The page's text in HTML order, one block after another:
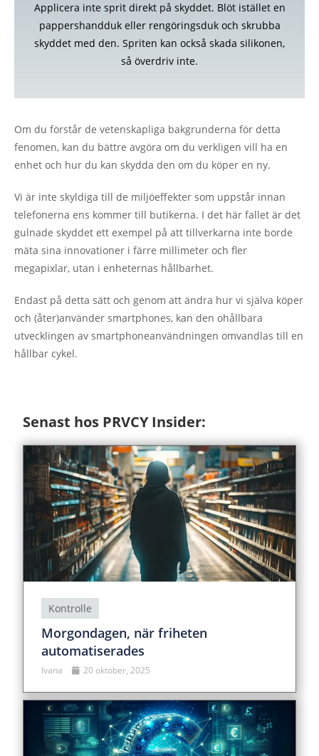
Applicera inte sprit direkt på skyddet. Blöt istället en
pappershandduk eller rengöringsduk och skrubba
skyddet med den. Spriten kan också skada silikonen,
så överdriv inte.
Om du förstår de vetenskapliga bakgrunderna för detta
fenomen, kan du bättre avgöra om du verkligen vill ha en
enhet och hur du kan skydda den om du köper en ny.
Vi är inte skyldiga till de miljöeffekter som uppstår innan
telefonerna ens kommer till butikerna. I det här fallet är det
gulnade skyddet ett exempel på att tillverkarna inte borde
mäta sina innovationer i färre millimeter och fler
megapixlar, utan i enheternas hållbarhet.
Endast på detta sätt och genom att ändra hur vi själva köper
och (åter)använder smartphones, kan den ohållbara
utvecklingen av smartphoneanvändningen omvandlas till en
hållbar cykel.
Senast hos PRVCY Insider:
Kontrolle
Morgondagen, när friheten
automatiserades
Ivana 20 oktober, 2025